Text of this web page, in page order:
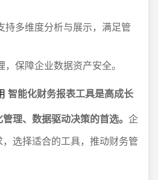
持多维度分析与展示，满足管
保障企业数据资产安全。
智能化财务报表工具是高成长
理、数据驱动决策的首选。 企
选择适合的工具，推动财务管